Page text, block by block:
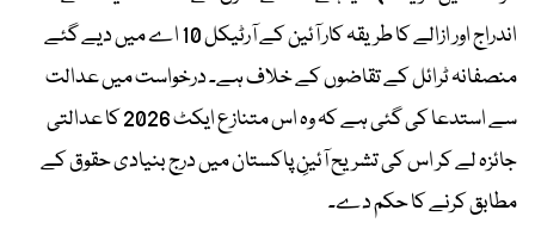
اندراج اور ازالے کا طریقہ کار آئین کے آرٹیکل 10 اے میں دیے گئے
منصفانہ ٹرائل کے تقاضوں کے خلاف ہے۔ درخواست میں عدالت
سے استدعا کی گئی ہے کہ وہ اس متنازع ایکٹ 2026 کا عدالتی
جائزہ لے کر اس کی تشریح آئینِ پاکستان میں درج بنیادی حقوق کے
مطابق کرنے کا حکم دے۔